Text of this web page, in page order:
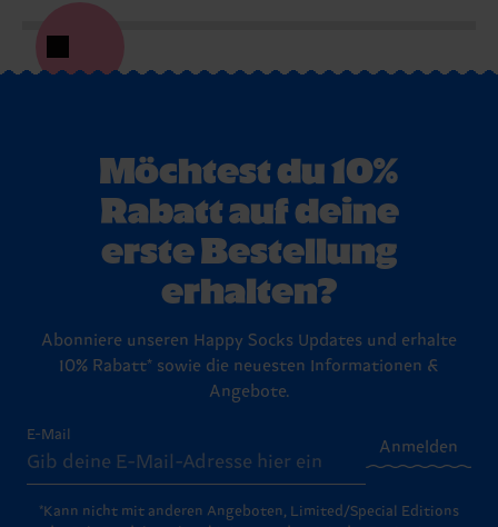
Möchtest du 10%
Rabatt auf deine
erste Bestellung
erhalten?
Abonniere unseren Happy Socks Updates und erhalte
10% Rabatt* sowie die neuesten Informationen &
Angebote.
E-Mail
Anmelden
*Kann nicht mit anderen Angeboten, Limited/Special Editions